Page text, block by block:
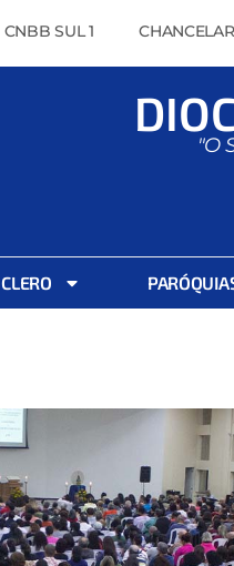
CNBB SUL 1
"O
CLERO